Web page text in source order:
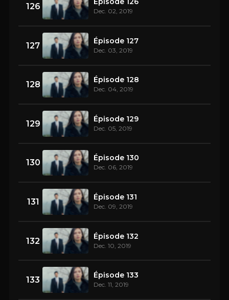
126 Dec. 02, 2019
127 Épisode 127
Dec. 03, 2019
128 Épisode 128
Dec. 04, 2019
129 Épisode 129
Dec. 05, 2019
130 Épisode 130
Dec. 06, 2019
131 Épisode 131
Dec. 09, 2019
132 Épisode 132
Dec. 10, 2019
133 Épisode 133
Dec. 11, 2019